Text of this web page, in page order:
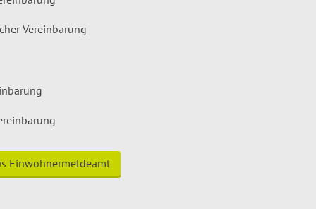
Vereinbarung
Einwohnermeldeamt